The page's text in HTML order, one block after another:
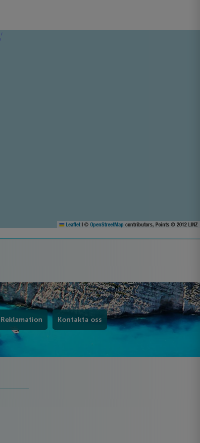
Leaflet | © OpenStreetMap contributors, Points © 2012 LINZ
Reklamation Kontakta oss